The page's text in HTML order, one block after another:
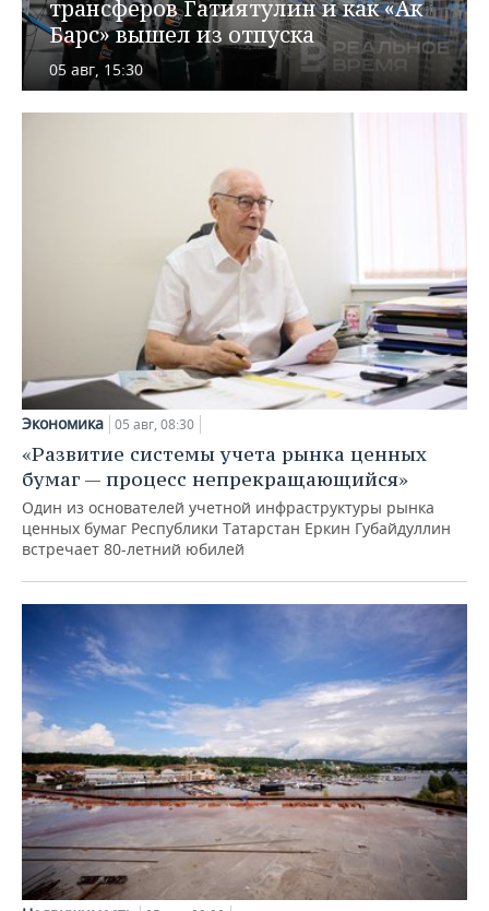
ХОККЕЙ С МЯЧОМ
ПРОИСШЕСТВИЯ
трансферов Гатиятулин и как «Ак
Барс» вышел из отпуска
05 авг, 15:30
Экономика 05 авг, 08:30
«Развитие системы учета рынка ценных
бумаг — процесс непрекращающийся»
Один из основателей учетной инфраструктуры рынка
ценных бумаг Республики Татарстан Еркин Губайдуллин
встречает 80-летний юбилей